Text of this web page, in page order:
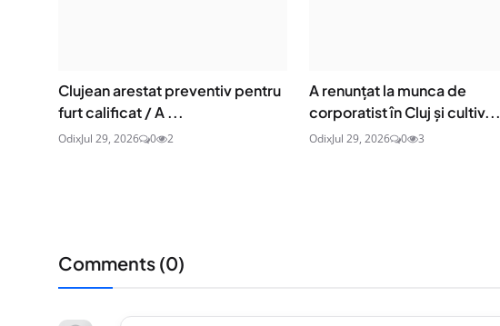
Clujean arestat preventiv pentru
furt calificat / A ...
OdixJul 29, 2026 0 2
A renunțat la munca de
corporatist în Cluj și cultiv...
OdixJul 29, 2026 0 3
Comments (0)